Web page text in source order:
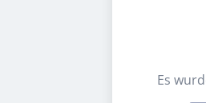
Es